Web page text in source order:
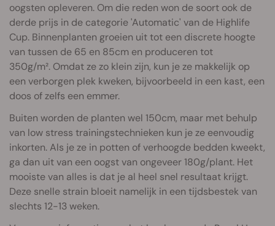
oogsten opleveren. Om die reden won de soort ook de
derde prijs in de categorie 'Automatic' van de Highlife
Cup. Binnenplanten groeien uit tot een discrete hoogte
van tussen de 65 en 85cm en produceren tot
350g/m². Omdat ze zo klein zijn, kun je ze makkelijk op
een verborgen plek kweken, bijvoorbeeld in een kast, een
doos of zelfs een emmer.
Buiten worden de planten wel 150cm, maar met behulp
van low stress trainingstechnieken kun je ze eenvoudig
inkorten. Als je ze in potten of verhoogde bedden kweekt,
ga dan uit van een oogst van ongeveer 180g/plant. Het
mooiste van alles is dat je al heel snel resultaat krijgt.
Deze snelle strain bloeit namelijk in een tijdsbestek van
slechts 12-13 weken.